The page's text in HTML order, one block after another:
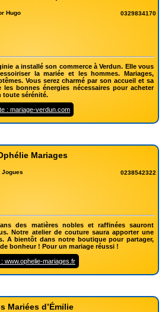
Hugo
0329834170
a installé son commerce à Verdun. Elle vous
la mariée et les hommes. Mariages,
Vous serez charmé par son accueil et sa
bonnes énergies nécessaires pour acheter
toute sérénité.
: mariage-verdun.com
Mariages
Jogues
0238542322
des matières nobles et raffinées sauront
Notre atelier de couture saura apporter une
A bientôt dans notre boutique pour partager,
bonheur ! Pour un mariage réussi !
: www.ophelie-mariages.fr
Mariées d’Émilie